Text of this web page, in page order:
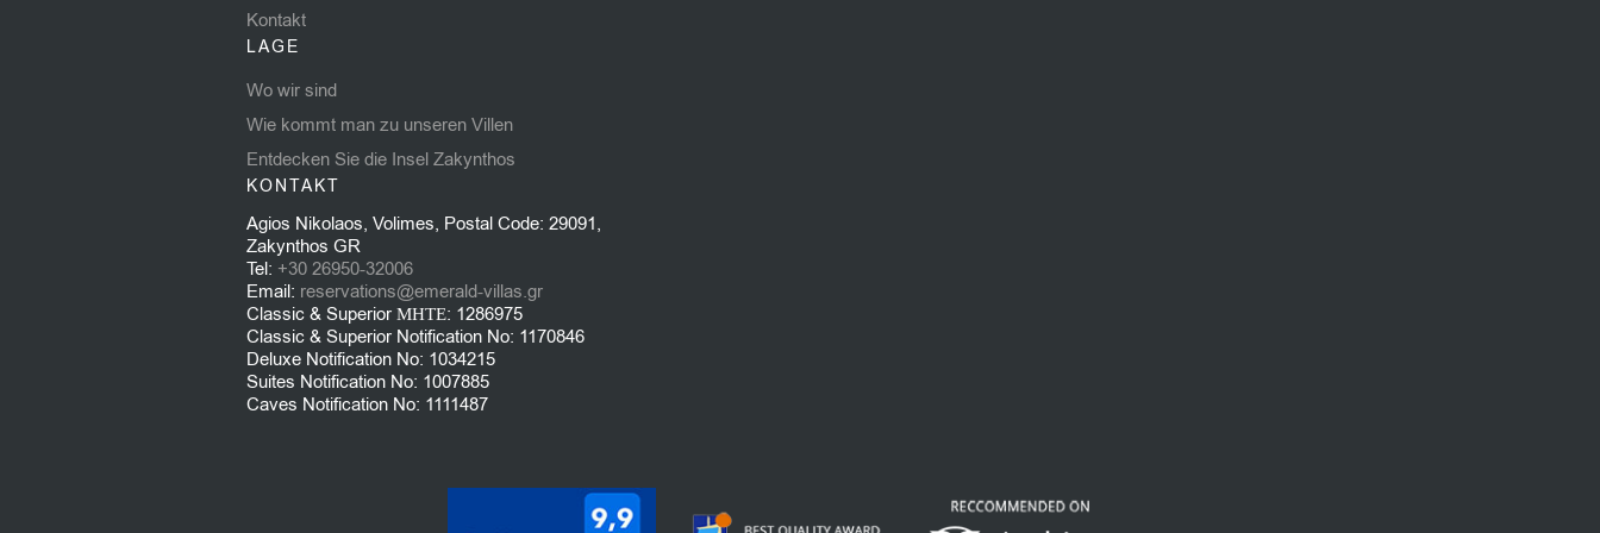
Kontakt
LAGE
Wo wir sind
Wie kommt man zu unseren Villen
Entdecken Sie die Insel Zakynthos
KONTAKT
Agios Nikolaos, Volimes, Postal Code: 29091,
Zakynthos GR
Tel: +30 26950-32006
Email: reservations@emerald-villas.gr
Classic & Superior ΜΗΤΕ: 1286975
Classic & Superior Notification No: 1170846
Deluxe Notification No: 1034215
Suites Notification No: 1007885
Caves Notification No: 1111487